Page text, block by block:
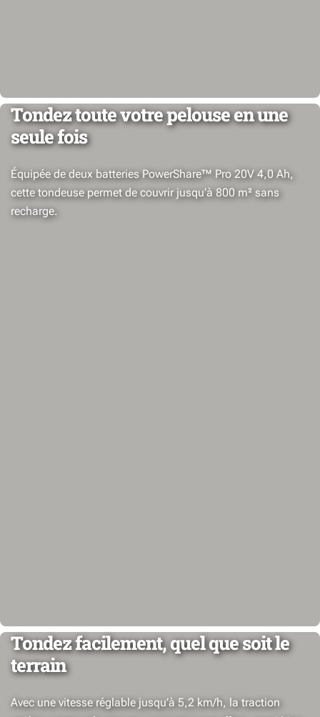
Tondez toute votre pelouse en une
seule fois
Équipée de deux batteries PowerShare™ Pro 20V 4,0 Ah,
cette tondeuse permet de couvrir jusqu’à 800 m² sans
recharge.
Tondez facilement, quel que soit le
terrain
Avec une vitesse réglable jusqu’à 5,2 km/h, la traction